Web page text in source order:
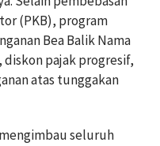
(PKB), program
Bea Balik Nama
diskon pajak progresif,
atas tunggakan
seluruh